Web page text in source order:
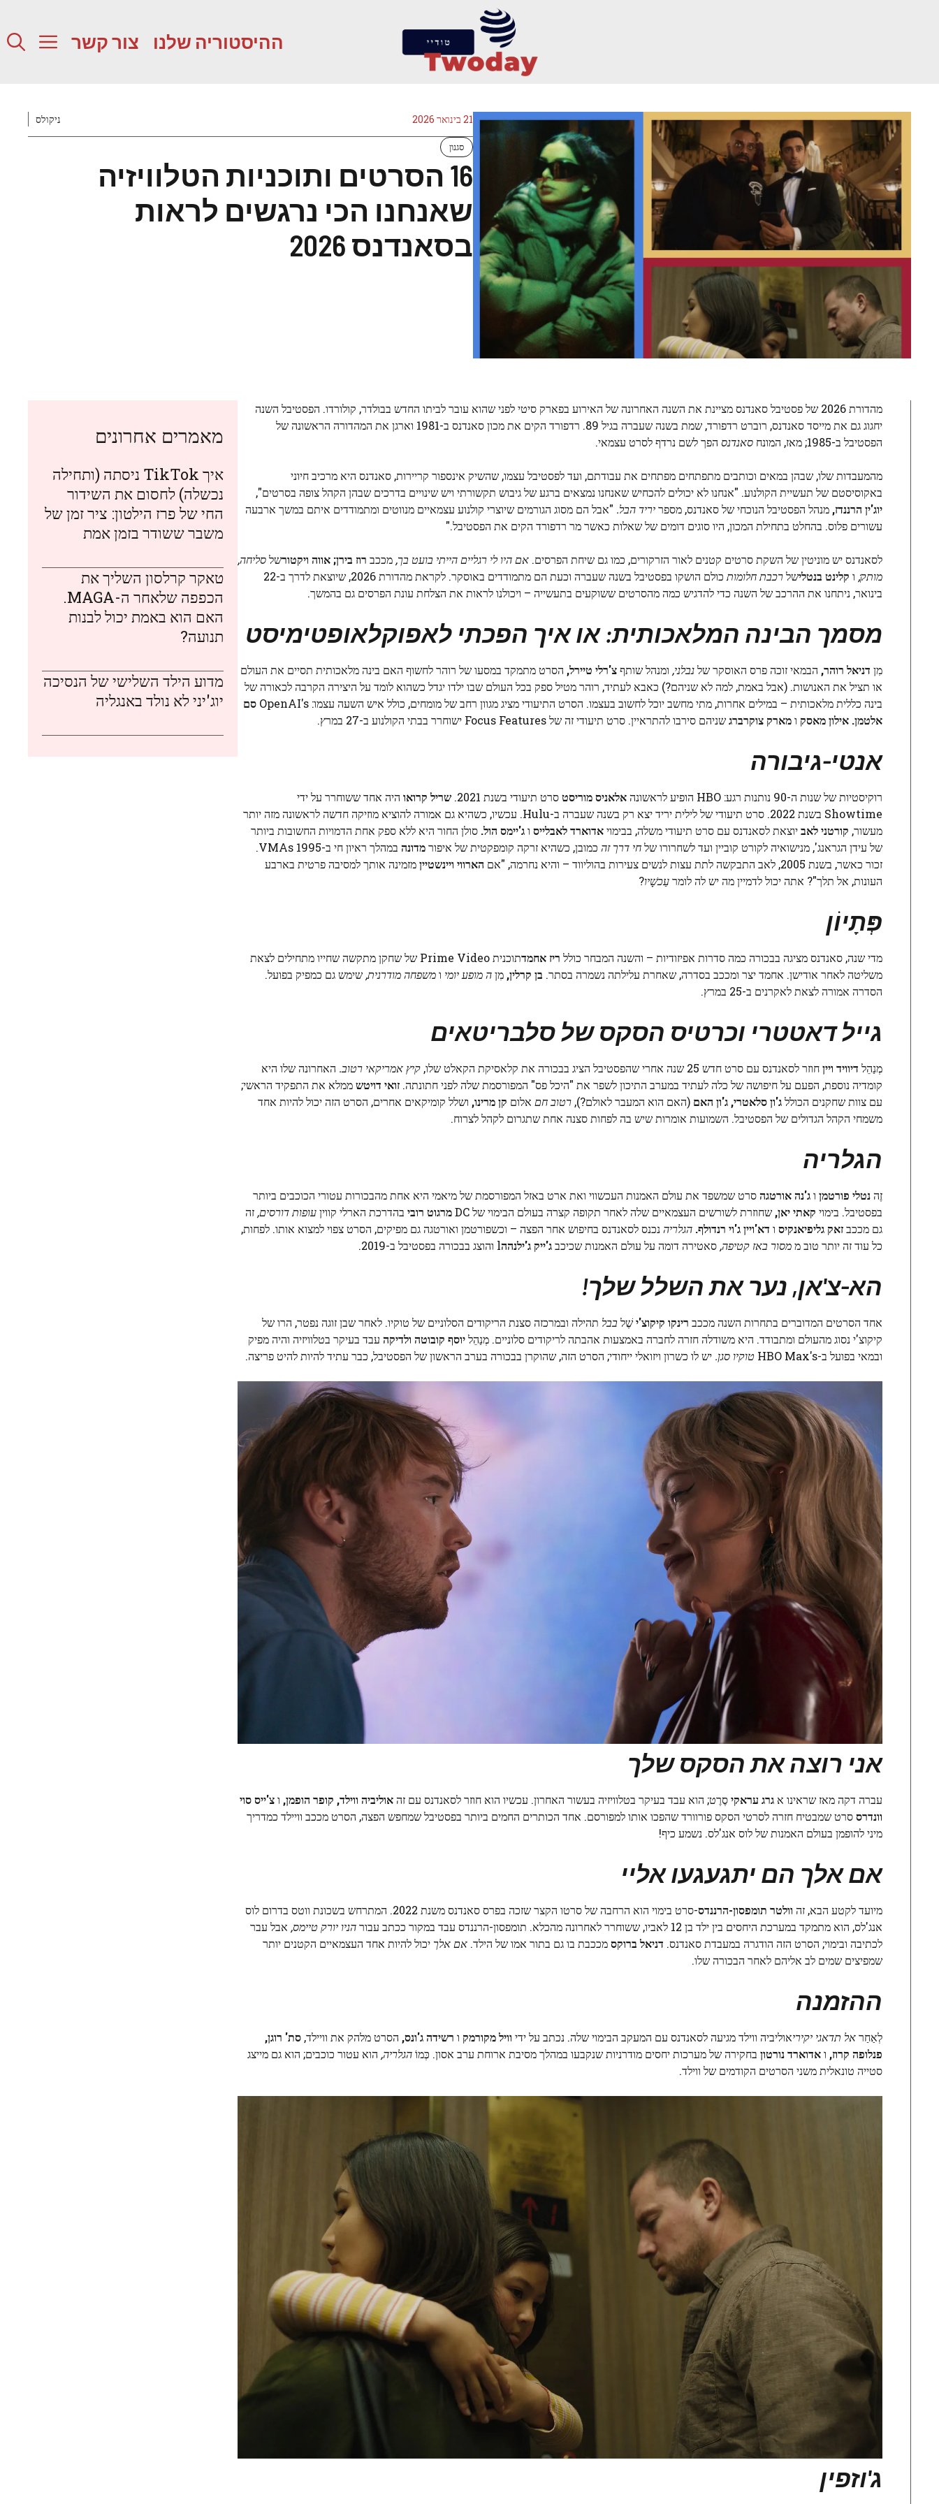
ההיסטוריה שלנו צור קשר
21 בינואר 2026 ניקולס
סגנון
16 הסרטים ותוכניות הטלוויזיה
שאנחנו הכי נרגשים לראות
בסאנדנס 2026
מהדורת 2026 של פסטיבל סאנדנס מציינת את השנה האחרונה של האירוע בפארק סיטי לפני שהוא עובר לביתו החדש בבולדר, קולורדו. הפסטיבל השנה
יחגוג גם את מייסד סאנדנס, רוברט רדפורד, שמת בשנה שעברה בגיל 89. רדפורד הקים את מכון סאנדנס ב-1981 וארגן את המהדורה הראשונה של
הפסטיבל ב-1985; מאז, המונח
סאנדנס הפך לשם נרדף לסרט עצמאי.
מהמעבדות שלו, שבהן במאים וכותבים מתפתחים מפתחים את עבודתם, ועד לפסטיבל עצמו, שהשיק אינספור קריירות, סאנדנס היא מרכיב חיוני
באקוסיסטם של תעשיית הקולנוע. "אנחנו לא יכולים להכחיש שאנחנו נמצאים ברגע של גיבוש תקשורתי ויש שינויים בדרכים שבהן הקהל צופה בסרטים",
יוג'ין הרננדז, מנהל הפסטיבל הנוכחי של סאנדנס, מספריריד הבל. "אבל הם מסוג הגורמים שיוצרי קולנוע עצמאיים מנווטים ומתמודדים איתם במשך ארבעה
עשורים פלוס. בהחלט בתחילת המכון, היו סוגים דומים של שאלות כאשר מר רדפורד הקים את הפסטיבל."
לסאנדנס יש מוניטין של השקת סרטים קטנים לאור הזרקורים, כמו גם שיחת הפרסים. אם היו לי רגליים הייתי בועט בך, מככב רוז בירן; אווה ויקטורשלסליחה,
מותק; ו קלינט בנטלישלרכבת חלומות
כולם הושקו בפסטיבל בשנה שעברה וכעת הם מתמודדים באוסקר. לקראת מהדורת 2026, שיוצאת לדרך ב-22
בינואר, ניתחנו את ההרכב של השנה כדי להדגיש כמה מהסרטים ששוקעים בתעשייה – ויכולנו לראות את הצלחת עונת הפרסים גם בהמשך.
מסמך הבינה המלאכותית: או איך הפכתי לאפוקלאופטימיסט
מִן דניאל רוהר, הבמאי זוכה פרס האוסקר שלנבלני, ומנהל שותףצ'רלי טיירל, הסרט מתמקד במסעו של רוהר לחשוף האם בינה מלאכותית תסיים את העולם
או תציל את האנושות. (אבל באמת, למה לא שניהם?) כאבא לעתיד, רוהר מטיל ספק בכל העולם שבו ילדו יגדל כשהוא לומד על היצירה הקרבה לכאורה של
בינה כללית מלאכותית – במילים אחרות, מתי מחשב יוכל לחשוב בעצמו. הסרט התיעודי מציג מגוון רחב של מומחים, כולל איש השעה עצמו: OpenAI's
סם
אלטמן. אילון מאסק ומארק צוקרברגשניהם סירבו להתראיין. סרט תיעודי זה של Focus Features ישוחרר בבתי הקולנוע ב-27 במרץ.
אנטי-גיבורה
רוקיסטיות של שנות ה-90 נותנות רגע: HBO הופיע לראשונה אלאניס מוריסטסרט תיעודי בשנת 2021. שריל קרואו היה אחד ששוחרר על ידי
Showtime בשנת 2022. סרט תיעודי של לילית יריד יצא רק בשנה שעברה ב-Hulu. עכשיו, כשהיא גם אמורה להוציא מוזיקה חדשה לראשונה מזה יותר
מעשור, קורטני לאביוצאת לסאנדנס עם סרט תיעודי משלה, בבימויאדוארד לאבלייס וג'יימס הול. סולן החור היא ללא ספק אחת הדמויות החשובות ביותר
של עידן הגראנג', מנישואיה לקורט קוביין ועד לשחרורו שלחי דרך זה כמובן, כשהיא זרקה קומפקטית של איפורמדונה
במהלך ראיון חי ב-VMAs 1995.
זכור כאשר, בשנת 2005, לאב התבקשה לתת עצות לנשים צעירות בהוליווד – והיא נחרמה, "אם
הארווי ויינשטייןמזמינה אותך למסיבה פרטית בארבע
העונות, אל תלך"? אתה יכול לדמיין מה יש לה לומרעַכשָׁיו?
פְּתָיוֹן
מדי שנה, סאנדנס מציגה בבכורה כמה סדרות אפיזודיות – והשנה המבחר כולל ריז אחמד
תוכנית Prime Video של שחקן מתקשה שחייו מתחילים לצאת
משליטה לאחר אודישן. אחמד יצר ומככב בסדרה, שאחרת עלילתה נשמרה בסתר. בן קרלין, מִןה מופע יומי ומשפחה מודרנית, שימש גם כמפיק בפועל.
הסדרה אמורה לצאת לאקרנים ב-25 במרץ.
גייל דאטטרי וכרטיס הסקס של סלבריטאים
מְנַהֵל דיוויד וייןחוזר לסאנדנס עם סרט חדש 25 שנה אחרי שהפסטיבל הציג בבכורה את קלאסיקת הקאלט שלו, קיץ אמריקאי רטוב. האחרונה שלו היא
קומדיה נוספת, הפעם על חיפושה של כלה לעתיד במערב התיכון לשפר את "היכל פס" המפורסמת שלה לפני חתונתה. זואי דויטשממלא את התפקיד הראשי;
עם צוות שחקנים הכוללג'ון סלאטרי, ג'ון האם (האם הוא המעבר לאולם?), רטוב חם אלום קן מרינו, ושלל קומיקאים אחרים, הסרט הזה יכול להיות אחד
משמחי הקהל הגדולים של הפסטיבל. השמועות אומרות שיש בה לפחות סצנה אחת שתגרום לקהל לצרוח.
הגלריה
זֶהנטלי פורטמן וג'נה אורטגהסרט שמשפד את עולם האמנות העכשווי ואת ארט באזל המפורסמת של מיאמי היא אחת מהבכורות עטורי הכוכבים ביותר
בפסטיבל. בימוי קאתי יאן, שחוזרת לשורשים העצמאיים שלה לאחר תקופה קצרה בעולם הבימוי של DC מרגוט רובי בהדרכת הארלי קוויןעופות דורסים, זה
גם מככבזאק גליפיאנקיס ו דא'ויין ג'וי רנדולף. הגלריה נכנס לסאנדנס בחיפוש אחר הפצה – וכשפורטמן ואורטגה גם מפיקים, הסרט צפוי למצוא אותו. לפחות,
כל עוד זה יותר טוב ממסור באז קטיפה, סאטירה דומה על עולם האמנות שכיכבג'ייק ג'ילנההl והוצג בבכורה בפסטיבל ב-2019.
הא-צ'אן, נער את השלל שלך!
אחד הסרטים המדוברים בתחרות השנה מככב רינקו קיקוצ'ישֶׁל בבל תהילה ובמרכזה סצנת הריקודים הסלוניים של טוקיו. לאחר שבן זוגה נפטר, הרו של
קיקוצ'י נסוג מהעולם ומתבודד. היא משודלה חזרה לחברה באמצעות אהבתה לריקודים סלוניים. מְנַהֵליוסף קובוטה ולדיקה עבד בעיקר בטלוויזיה והיה מפיק
ובמאי בפועל ב-HBO Max's
טוקיו סגן. יש לו כשרון ויזואלי ייחודי; הסרט הזה, שהוקרן בבכורה בערב הראשון של הפסטיבל, כבר עתיד להיות להיט פריצה.
אני רוצה את הסקס שלך
עברה דקה מאז שראינו א גרג עראקיסֶרֶט; הוא עבד בעיקר בטלוויזיה בעשור האחרון. עכשיו הוא חוזר לסאנדנס עם זהאוליביה ווילד, קופר הופמן, וצ'ייס סוי
וונדרססרט שמבטיח חזרה לסרטי הסקס פורוורד שהפכו אותו למפורסם. אחד הכותרים החמים ביותר בפסטיבל שמחפש הפצה, הסרט מככב וויילד כמדריך
מיני להופמן בעולם האמנות של לוס אנג'לס. נשמע כיף!
אם אלך הם יתגעגעו אליי
מיועד לקטע הבא, זה וולטר תומפסון-הרננדס
-סרט בימוי הוא הרחבה של סרטו הקצר שזכה בפרס סאנדנס משנת 2022. המתרחש בשכונת ווטס בדרום לוס
אנג'לס, הוא מתמקד במערכת היחסים בין ילד בן 12 לאביו, ששוחרר לאחרונה מהכלא. תומפסון-הרננדס עבד במקור ככתב עבור
הניו יורק טיימס, אבל עבר
לכתיבה ובימוי; הסרט הזה הודגרה במעבדת סאנדנס. דניאל ברוקסמככבת בו גם בתור אמו של הילד. אם אלך יכול להיות אחד העצמאיים הקטנים יותר
שמפיצים שמים לב אליהם לאחר הבכורה שלו.
ההזמנה
לְאַחַראל תדאגי יקיריאוליביה ווילד מגיעה לסאנדנס עם המעקב הבימוי שלה. נכתב על ידי וויל מקורמק ו רשידה ג'ונס, הסרט מלהק את וויילד, סת' רוגן,
פנלופה קרוז, ואדוארד נורטון בחקירה של מערכות יחסים מודרניות שנקבעו במהלך מסיבת ארוחת ערב אסון. כְּמוֹהגלריה, הוא עטור כוכבים; הוא גם מייצג
סטייה טונאלית משני הסרטים הקודמים של ווילד.
ג'וזפין
מאמרים אחרונים
איך TikTok ניסתה (ותחילה
נכשלה) לחסום את השידור
החי של פרז הילטון: ציר זמן של
משבר ששודר בזמן אמת
טאקר קרלסון השליך את
הכפפה שלאחר ה-MAGA.
האם הוא באמת יכול לבנות
תנועה?
מדוע הילד השלישי של הנסיכה
יוג'יני לא נולד באנגליה